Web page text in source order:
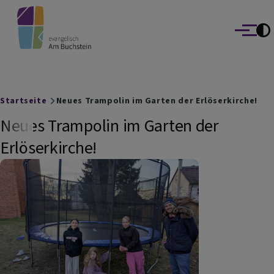
Direkt zum Inhalt
evangelisch Am Buchstein
Die Bayreuther Kirchengemeinden Altstadt |
Lutherkirche
Menü
Breadcrumb
Startseite Neues Trampolin im Garten der Erlöserkirche!
Neues Trampolin im Garten der
Erlöserkirche!